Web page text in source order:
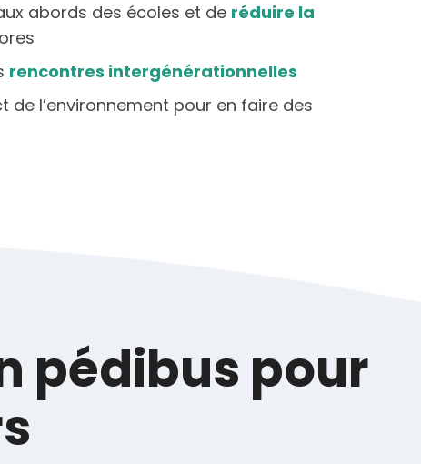
abords des écoles et de réduire la
rencontres intergénérationnelles
de l’environnement pour en faire des
pédibus pour